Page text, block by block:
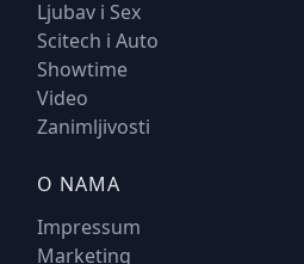
Ljubav i Sex
Scitech i Auto
Showtime
Video
Zanimljivosti
O NAMA
Impressum
Marketing